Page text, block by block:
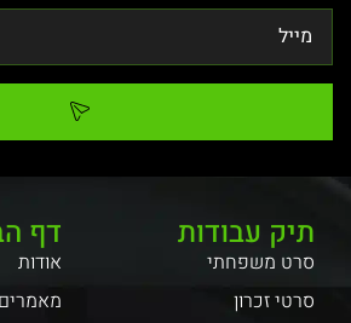
דף
אודות
מאמרים
תיק עבודות
סרט משפחתי
סרטי זכרון